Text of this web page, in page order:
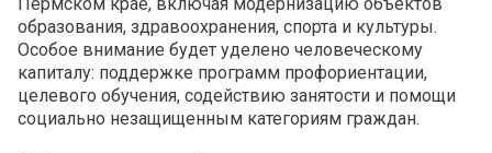
Пермском крае, включая модернизацию объектов
образования, здравоохранения, спорта и культуры.
Особое внимание будет уделено человеческому
капиталу: поддержке программ профориентации,
целевого обучения, содействию занятости и помощи
социально незащищенным категориям граждан.